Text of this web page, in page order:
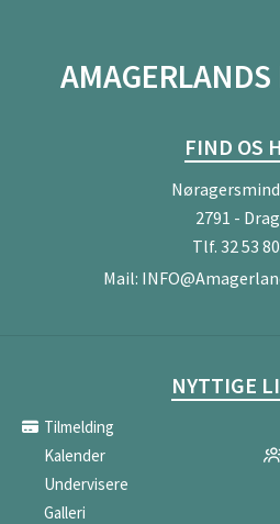
AMAGERLANDS
FIND OS
2791 -
Tlf. 32 53
Mail:
NYTTIGE
Tilmelding
Kalender
Undervisere
Galleri